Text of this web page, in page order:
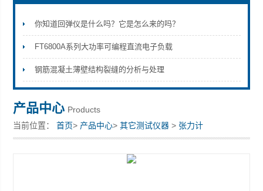
深圳市深博瑞仪器仪表有限公司
你知道回弹仪是什么吗？它是怎么来的吗？
FT6800A系列大功率可编程直流电子负载
钢筋混凝土薄壁结构裂缝的分析与处理
产品中心 Products
当前位置：首页> 产品中心>其它测试仪器 > 张力计